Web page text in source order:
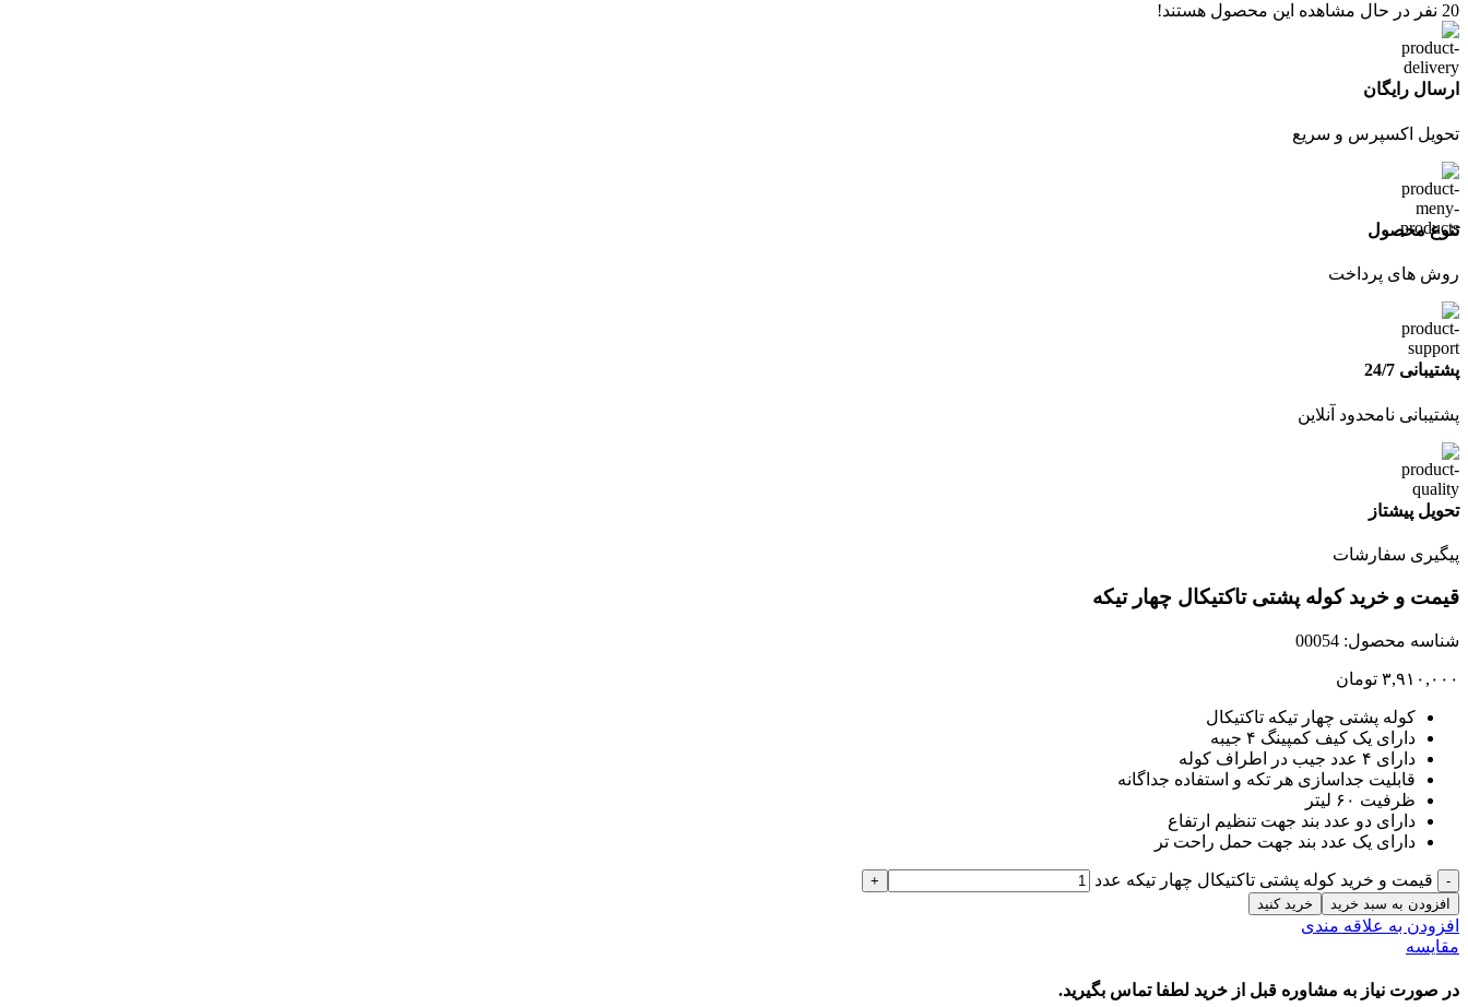
20 نفر در حال مشاهده این محصول هستند!
ارسال رایگان
تحویل اکسپرس و سریع
تنوع محصول
روش های پرداخت
پشتیبانی 24/7
پشتیبانی نامحدود آنلاین
تحویل پیشتاز
پیگیری سفارشات
قیمت و خرید کوله پشتی تاکتیکال چهار تیکه
شناسه محصول: 00054
۳,۹۱۰,۰۰۰ تومان
کوله پشتی چهار تیکه تاکتیکال
دارای یک کیف کمپینگ ۴ جیبه
دارای ۴ عدد جیب در اطراف کوله
قابلیت جداسازی هر تکه و استفاده جداگانه
ظرفیت ۶۰ لیتر
دارای دو عدد بند جهت تنظیم ارتفاع
دارای یک عدد بند جهت حمل راحت تر
قیمت و خرید کوله پشتی تاکتیکال چهار تیکه عدد
افزودن به سبد خرید خرید کنید
افزودن به علاقه مندی
مقایسه
در صورت نیاز به مشاوره قبل از خرید لطفا تماس بگیرید.